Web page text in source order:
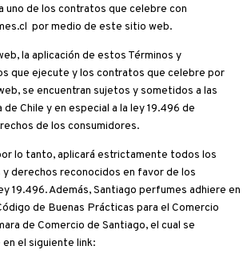
uno de los contratos que celebre con
por medio de este sitio web.
la aplicación de estos Términos y
que ejecute y los contratos que celebre por
se encuentran sujetos y sometidos a las
Chile y en especial a la ley 19.496 de
de los consumidores.
lo tanto, aplicará estrictamente todos los
derechos reconocidos en favor de los
19.496. Además, Santiago perfumes adhiere en
de Buenas Prácticas para el Comercio
de Comercio de Santiago, el cual se
el siguiente link: